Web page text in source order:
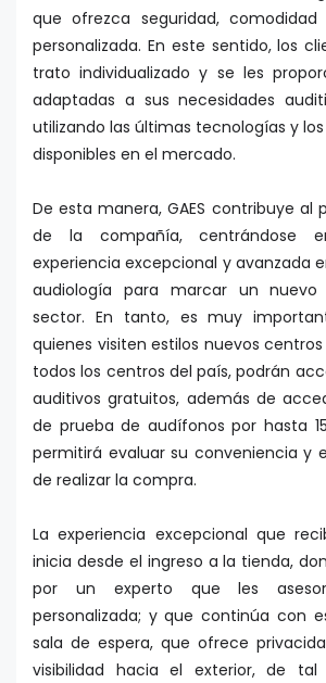
que ofrezca seguridad,
personalizada. En este sentido, los
trato individualizado y se les
adaptadas a sus necesidades
utilizando las últimas tecnologías y
disponibles en el mercado.
De esta manera, GAES contribuye al
de la compañía, centrándose
experiencia excepcional y avanzada
audiología para marcar un
sector. En tanto, es muy
quienes visiten estilos nuevos
todos los centros del país, podrán
auditivos gratuitos, además de
de prueba de audífonos por hasta
permitirá evaluar su conveniencia y
de realizar la compra.
La experiencia excepcional que
inicia desde el ingreso a la tienda,
por un experto que les
personalizada; y que continúa con
sala de espera, que ofrece
visibilidad hacia el exterior, de